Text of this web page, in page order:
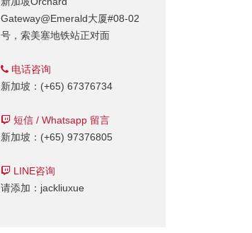
Gateway@Emerald大厦#08-02
号，索美塞地铁站正对面
电话咨询
新加坡：(+65) 67376734
短信 / Whatsapp 留言
新加坡：(+65) 97376805
LINE咨询
请添加：jackliuxue